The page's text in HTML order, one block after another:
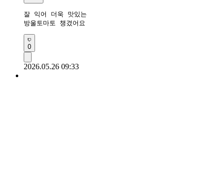
잘 익어 더욱 맛있는
방울토마토 챙겼어요
0
2026.05.26 09:33